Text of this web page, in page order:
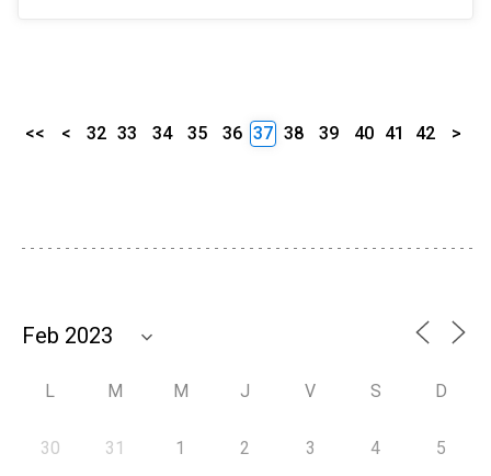
<< < 32 33 34 35 36 37 38 39 40 41 42 >
L M M J V S D
30 31 1 2 3 4 5